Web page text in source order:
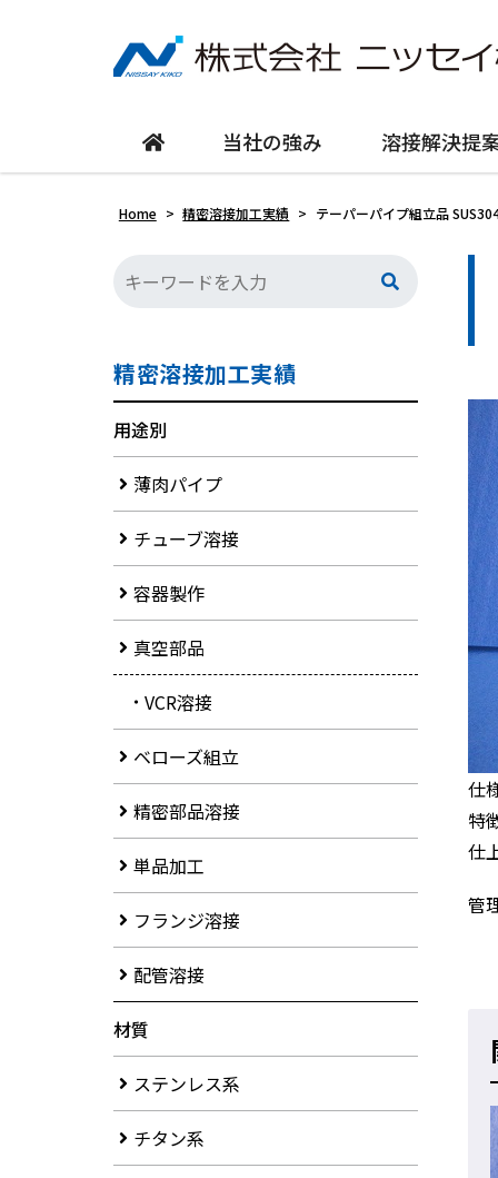
当社の強み 溶接解決提
Home > 精密溶接加工実績 > テーパーパイプ組立品
仕
特
仕
管
精密溶接加工実績
用途別
薄肉パイプ
チューブ溶接
容器製作
真空部品
VCR溶接
ベローズ組立
精密部品溶接
単品加工
フランジ溶接
配管溶接
材質
ステンレス系
チタン系